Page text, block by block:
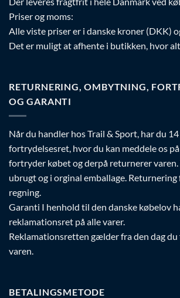
Priser og moms:
Alle viste priser er i danske kroner (DKK)
Det er muligt at afhente i butikken, hvor
RETURNERING, OMBYTNING,
OG GARANTI
Når du handler hos Trail & Sport, har du 14
fortrydelsesret, hvor du kan meddele os
fortryder købet og derpå returnerer
ubrugt og i orginal emballage. Returnering
regning.
Garanti I henhold til den danske købelov
reklamationsret på alle varer.
Reklamationsretten gælder fra den dag
varen.
BETALINGSMETODE